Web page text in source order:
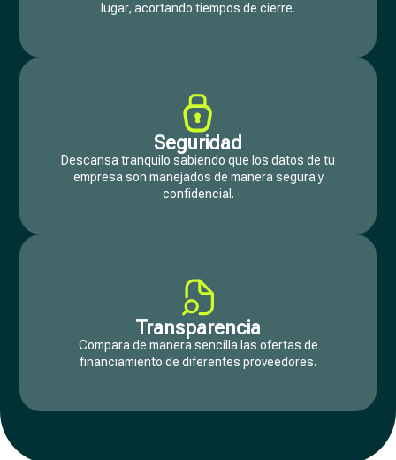
lugar, acortando tiempos de cierre.
Seguridad
Descansa tranquilo sabiendo que los datos de tu
empresa son manejados de manera segura y
confidencial.
Transparencia
Compara de manera sencilla las ofertas de
financiamiento de diferentes proveedores.